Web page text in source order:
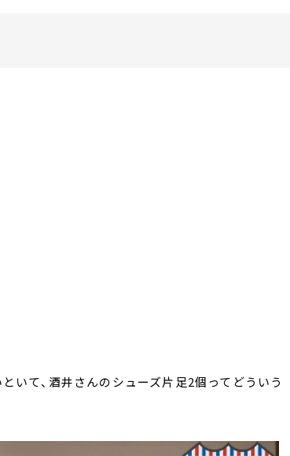
いて、酒井さんのシューズ片足2個ってどういう